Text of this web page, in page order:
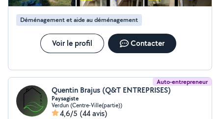
VOTRE SERVICE
Déménagement et aide au déménagement
Voir le profil Contacter
Auto-entrepreneur
Quentin Brajus (Q&T ENTREPRISES)
Paysagiste
Verdun (Centre-Ville(partie))
4,6/5 (44 avis)